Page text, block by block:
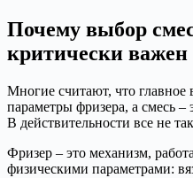
Почему выбор
критически важен
Многие считают, что главное
параметры фризера, а смесь
В действительности все не
Фризер – это механизм,
физическими параметрами: